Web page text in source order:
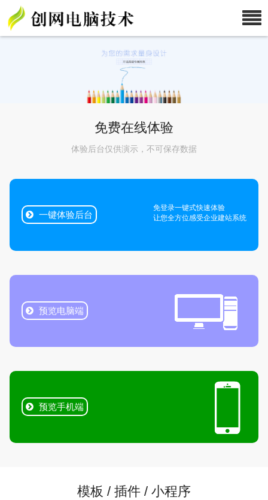
免费在线体验
体验后台仅供演示，不可保存数据
一键体验后台
免登录一键式快速体验
让您全方位感受企业建站系统
预览电脑端
预览手机端
模板 / 插件 / 小程序